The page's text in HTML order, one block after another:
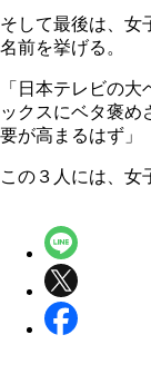
そして最後は、女
名前を挙げる。
「日本テレビの
ックスにベタ褒め
要が高まるはず」
この３人には、女